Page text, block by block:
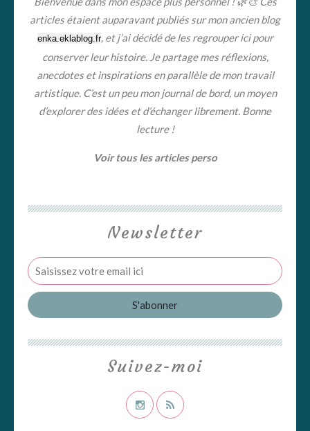
Newsletter
Suivez-moi
articles étaient auparavant publiés sur mon ancien blog
enka.eklablog.fr, et j’ai décidé de les regrouper ici pour
conserver leur histoire. Je partage mes réflexions,
anecdotes et inspirations en parallèle de mon travail
artistique. C’est un peu mon journal de bord, un moyen
d’explorer des idées et d’échanger librement. Bonne
lecture !
Voir tous les articles perso